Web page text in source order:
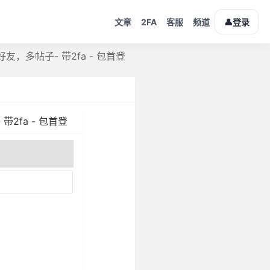
文章 2FA 客服 频道 👤登录
友，多帖子- 带2fa - 包首登
带2fa - 包首登